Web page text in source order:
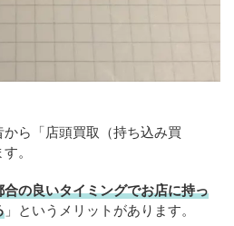
ら「店頭買取（持ち込み買
。
合の良いタイミングでお店に持っ
」というメリットがあります。